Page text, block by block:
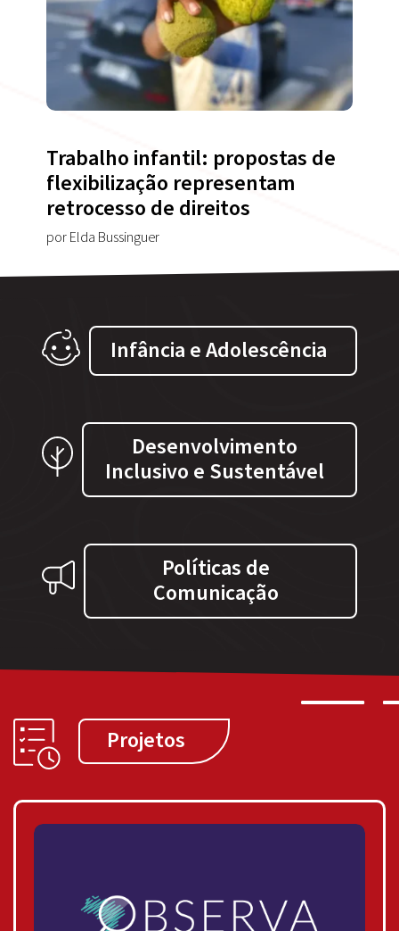
Trabalho infantil: propostas de
flexibilização representam
retrocesso de direitos
por Elda Bussinguer
Infância e Adolescência
Desenvolvimento
Inclusivo e Sustentável
Políticas de
Comunicação
Projetos